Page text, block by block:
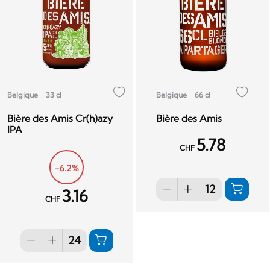
Belgique 33 cl
Bière des Amis Cr(h)azy
IPA
-6.2%
CHF 3.16
Belgique 66 cl
Bière des Amis
CHF 5.78